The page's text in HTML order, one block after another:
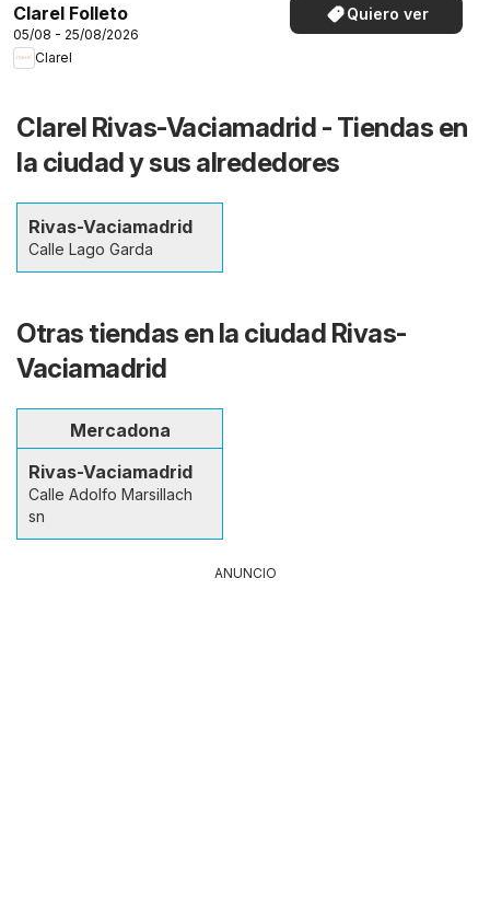
Clarel Folleto
05/08 - 25/08/2026
Clarel
especiales.
Quiero ver
Clarel Rivas-Vaciamadrid - Tiendas en
la ciudad y sus alrededores
Rivas-Vaciamadrid
Calle Lago Garda
Otras tiendas en la ciudad Rivas-
Vaciamadrid
Mercadona
Rivas-Vaciamadrid
Calle Adolfo Marsillach
sn
ANUNCIO